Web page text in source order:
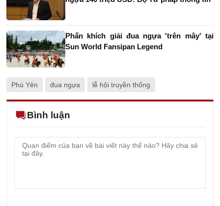
Phấn khích giải đua ngựa 'trên mây' tại
Sun World Fansipan Legend
Phú Yên đua ngựa lễ hội truyền thống
Bình luận